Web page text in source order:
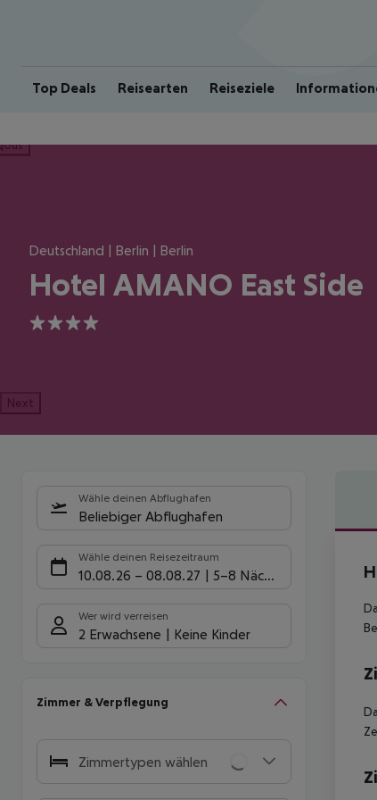
Top Deals Reisearten Reiseziele
Deutschland | Berlin | Berlin
Hotel AMANO East Side
4
Next
Wähle deinen Abflughafen
Beliebiger Abflughafen
Wähle deinen Reisezeitraum
10.08.26 – 08.08.27 5-8 Nächte
Wer wird verreisen
2 Erwachsene Keine Kinder
Zimmer & Verpflegung
Zimmertypen wählen